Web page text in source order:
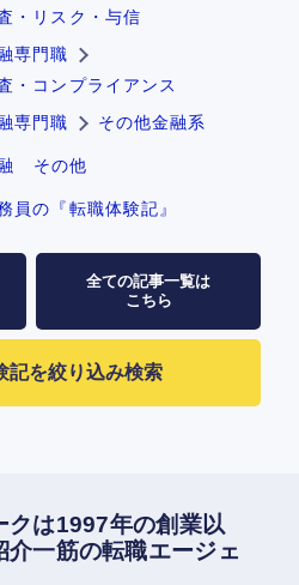
・リスク・与信
専門職
・コンプライアンス
専門職
その他金融系
その他
員の『転職体験記』
記を絞り込み検索
全ての記事一覧は
こちら
クは1997年の創業以
一筋の転職エージェ